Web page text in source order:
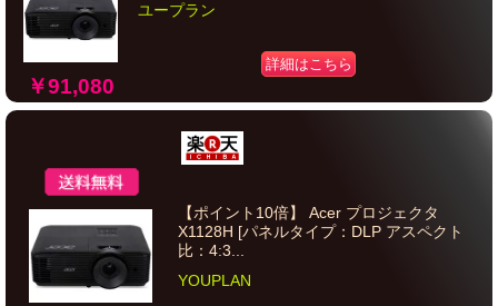
￥91,080
ユープラン
詳細はこちら
【ポイント10倍】 Acer プロジェクタ
X1128H [パネルタイプ：DLP アスペクト
比：4:3...
YOUPLAN